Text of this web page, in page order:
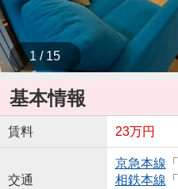
1 / 15
基本情報
賃料 23万円
交通
京急本線 「
相鉄本線 「